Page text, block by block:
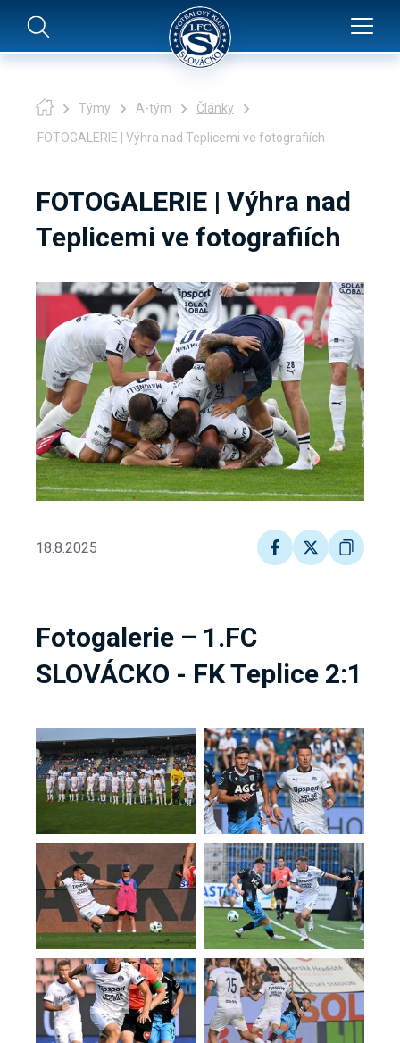
Týmy A-tým Články
FOTOGALERIE | Výhra nad Teplicemi ve fotografiích
FOTOGALERIE | Výhra nad
Teplicemi ve fotografiích
18.8.2025
Fotogalerie – 1.FC
SLOVÁCKO - FK Teplice 2:1